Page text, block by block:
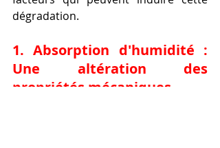
dégradation.
1. Absorption d'humidité :
Une altération des
propriétés mécaniques.